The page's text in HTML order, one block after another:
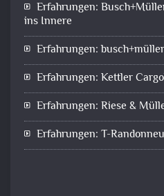
Erfahrungen:
ins Innere
Erfahrungen:
Erfahrungen: Kettler
Erfahrungen: Riese &
Erfahrungen: T-